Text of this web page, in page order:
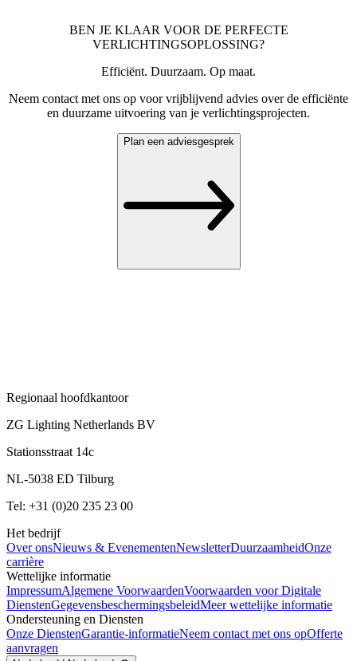
BEN JE KLAAR VOOR DE PERFECTE
VERLICHTINGSOPLOSSING?
Efficiënt. Duurzaam. Op maat.
Neem contact met ons op voor vrijblijvend advies over de efficiënte
en duurzame uitvoering van je verlichtingsprojecten.
Plan een adviesgesprek
Regionaal hoofdkantoor
ZG Lighting Netherlands BV
Stationsstraat 14c
NL-5038 ED Tilburg
Tel: +31 (0)20 235 23 00
Het bedrijf
Over onsNieuws & EvenementenNewsletterDuurzaamheidOnze
carrière
Wettelijke informatie
ImpressumAlgemene VoorwaardenVoorwaarden voor Digitale
DienstenGegevensbeschermingsbeleidMeer wettelijke informatie
Ondersteuning en Diensten
Onze DienstenGarantie-informatieNeem contact met ons opOfferte
aanvragen